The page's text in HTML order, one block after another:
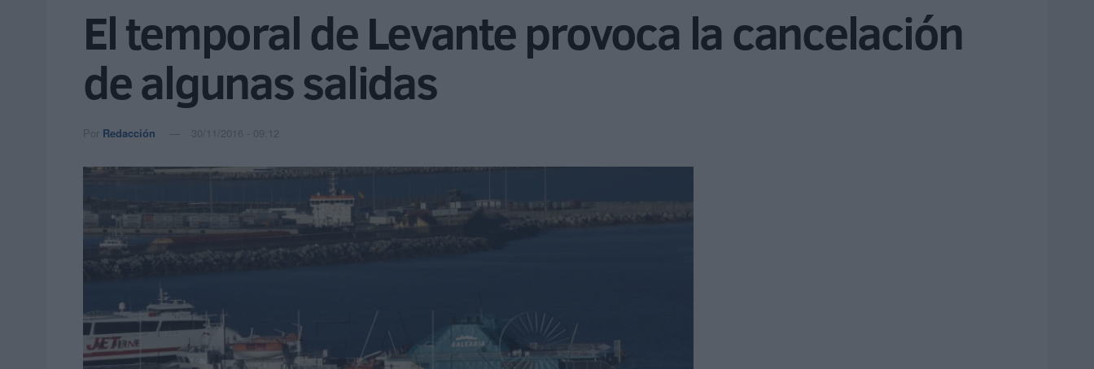
El temporal de Levante provoca la cancelación
de algunas salidas
Por Redacción 30/11/2016 - 09:12